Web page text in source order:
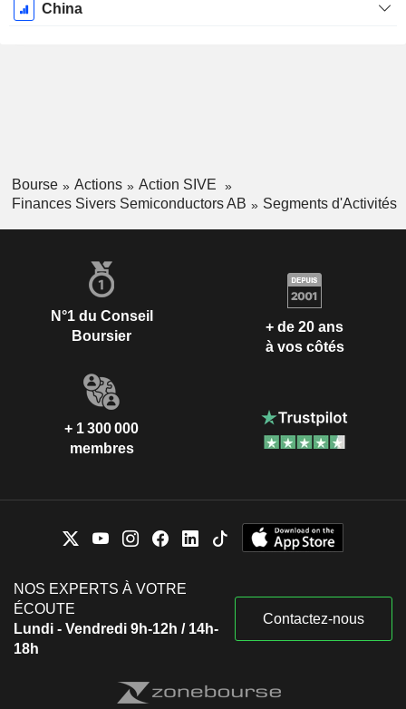
China
Bourse Actions
Action SIVE
Finances Sivers Semiconductors AB
Segments d'Activités
N°1 du Conseil
Boursier
+ de 20 ans
à vos côtés
+ 1 300 000
membres
NOS EXPERTS À VOTRE
ÉCOUTE
Lundi - Vendredi 9h-12h / 14h-
18h
Contactez-nous